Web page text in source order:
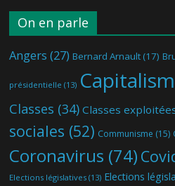
On en parle
Angers (27) Bernard Arnault (17)
présidentielle (13)
Classes (34) Classes
sociales (52) Communisme (15)
Coronavirus (74)
Elections législatives (13) Elections